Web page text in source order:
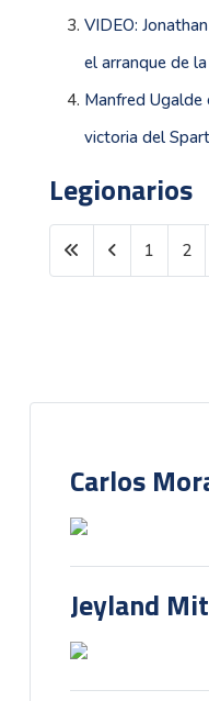
VIDEO:
el arranque de
Manfred Ugalde
victoria del
Legionarios
1 2
Carlos
Jeyland